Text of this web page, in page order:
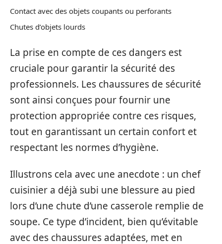
Contact avec des objets coupants ou perforants
Chutes d’objets lourds
La prise en compte de ces dangers est
cruciale pour garantir la sécurité des
professionnels. Les chaussures de sécurité
sont ainsi conçues pour fournir une
protection appropriée contre ces risques,
tout en garantissant un certain confort et
respectant les normes d’hygiène.
Illustrons cela avec une anecdote : un chef
cuisinier a déjà subi une blessure au pied
lors d’une chute d’une casserole remplie de
soupe. Ce type d’incident, bien qu’évitable
avec des chaussures adaptées, met en